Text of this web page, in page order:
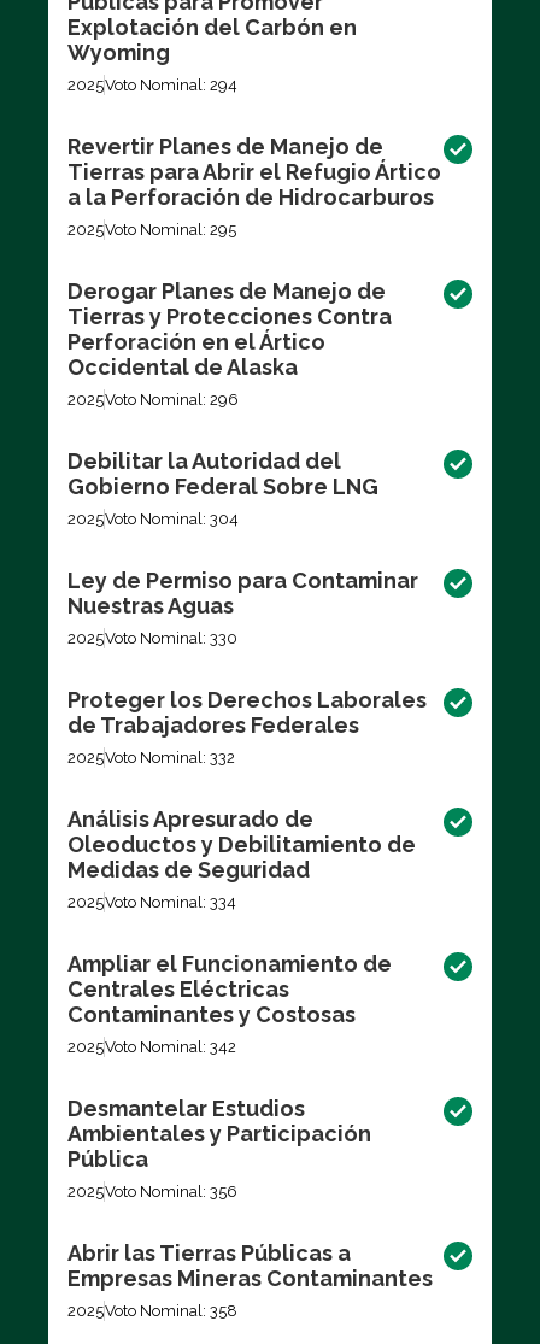
Explotación del Carbón en
Wyoming
2025Voto Nominal: 294
Revertir Planes de Manejo de
Tierras para Abrir el Refugio Ártico
a la Perforación de Hidrocarburos
2025Voto Nominal: 295
Derogar Planes de Manejo de
Tierras y Protecciones Contra
Perforación en el Ártico
Occidental de Alaska
2025Voto Nominal: 296
Debilitar la Autoridad del
Gobierno Federal Sobre LNG
2025Voto Nominal: 304
Ley de Permiso para Contaminar
Nuestras Aguas
2025Voto Nominal: 330
Proteger los Derechos Laborales
de Trabajadores Federales
2025Voto Nominal: 332
Análisis Apresurado de
Oleoductos y Debilitamiento de
Medidas de Seguridad
2025Voto Nominal: 334
Ampliar el Funcionamiento de
Centrales Eléctricas
Contaminantes y Costosas
2025Voto Nominal: 342
Desmantelar Estudios
Ambientales y Participación
Pública
2025Voto Nominal: 356
Abrir las Tierras Públicas a
Empresas Mineras Contaminantes
2025Voto Nominal: 358